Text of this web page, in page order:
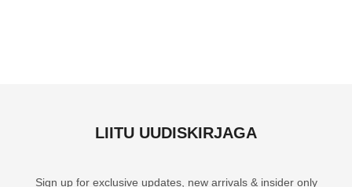
LIITU UUDISKIRJAGA
Sign up for exclusive updates, new arrivals & insider only